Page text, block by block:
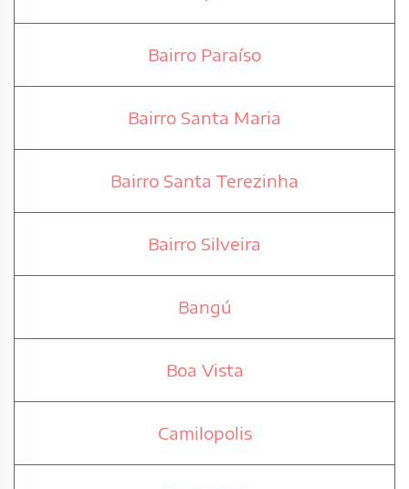
Bairro Paraíso
Bairro Santa Maria
Bairro Santa Terezinha
Bairro Silveira
Bangú
Boa Vista
Camilopolis